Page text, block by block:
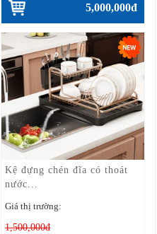
5,000,000đ
Kệ đựng chén đĩa có thoát
nước...
Giá thị trường:
1,500,000đ